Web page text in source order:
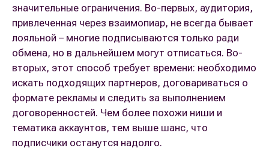
значительные ограничения. Во-первых, аудитория,
привлеченная через взаимопиар, не всегда бывает
лояльной – многие подписываются только ради
обмена, но в дальнейшем могут отписаться. Во-
вторых, этот способ требует времени: необходимо
искать подходящих партнеров, договариваться о
формате рекламы и следить за выполнением
договоренностей. Чем более похожи ниши и
тематика аккаунтов, тем выше шанс, что
подписчики останутся надолго.